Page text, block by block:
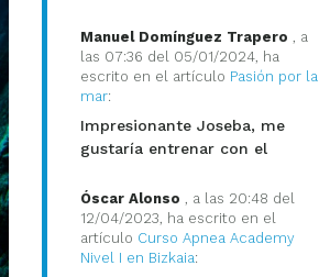
Manuel Domínguez Trapero , a
las 07:36 del 05/01/2024, ha
escrito en el artículo Pasión por la
mar:
Impresionante Joseba, me
gustaría entrenar con el
Óscar Alonso , a las 20:48 del
12/04/2023, ha escrito en el
artículo Curso Apnea Academy
Nivel I en Bizkaia: